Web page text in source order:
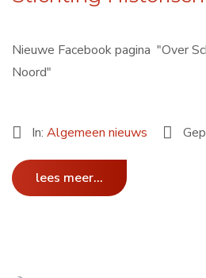
Nieuwe Facebook pagina "Over
Noord"
In:Algemeen nieuws
lees meer...